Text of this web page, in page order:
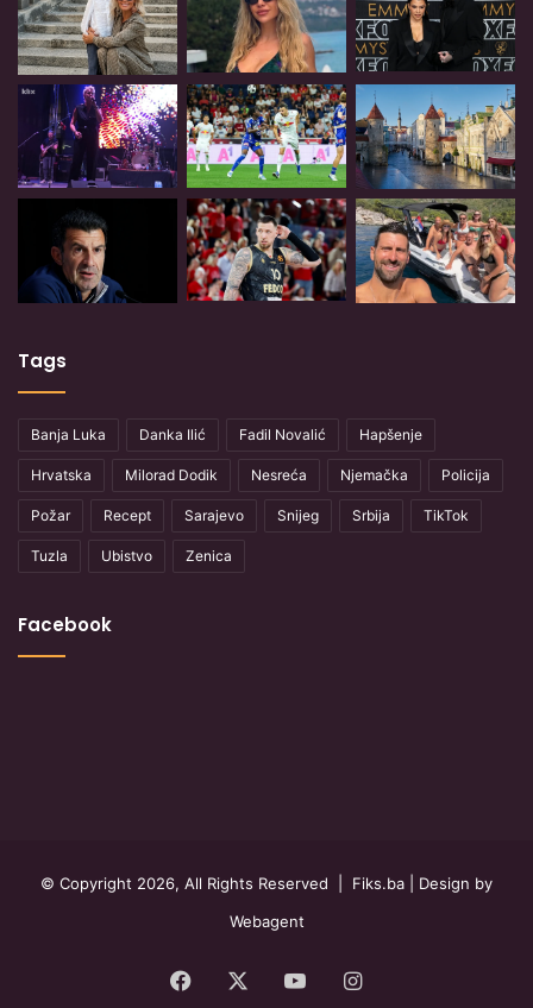
Tags
Banja Luka Danka Ilić Fadil Novalić Hapšenje
Hrvatska Milorad Dodik Nesreća Njemačka Policija
Požar Recept Sarajevo Snijeg Srbija TikTok
Tuzla Ubistvo Zenica
Facebook
© Copyright 2026, All Rights Reserved | Fiks.ba | Design by
Webagent
Facebook YouTubeInstagram